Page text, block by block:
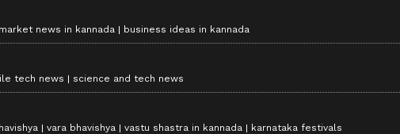
news in kannada business ideas in kannada
tech news science and tech news
vara bhavishya vastu shastra in kannada karnataka festivals